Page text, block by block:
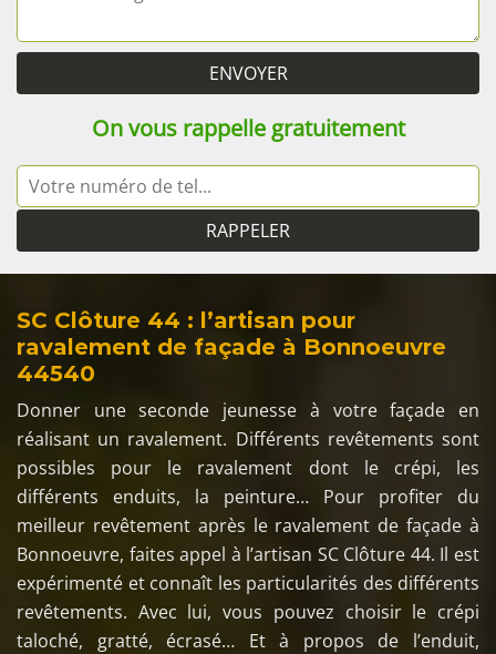
On vous rappelle gratuitement
SC Clôture 44 : l’artisan pour
ravalement de façade à Bonnoeuvre
44540
Donner une seconde jeunesse à votre façade en
réalisant un ravalement. Différents revêtements sont
possibles pour le ravalement dont le crépi, les
différents enduits, la peinture… Pour profiter du
meilleur revêtement après le ravalement de façade à
Bonnoeuvre, faites appel à l’artisan SC Clôture 44. Il est
expérimenté et connaît les particularités des différents
revêtements. Avec lui, vous pouvez choisir le crépi
taloché, gratté, écrasé… Et à propos de l’enduit,